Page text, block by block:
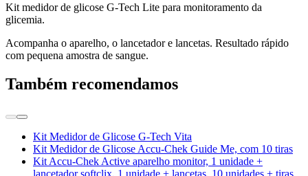
Kit medidor de glicose G-Tech Lite para monitoramento da
glicemia.
Acompanha o aparelho, o lancetador e lancetas. Resultado rápido
com pequena amostra de sangue.
Também recomendamos
Kit Medidor de Glicose G-Tech Vita
Kit Medidor de Glicose Accu-Chek Guide Me, com 10 tiras
Kit Accu-Chek Active aparelho monitor, 1 unidade +